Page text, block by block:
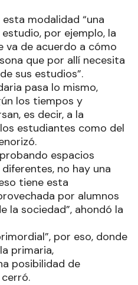
modalidad “una
por ejemplo, la
va de acuerdo a cómo
que por allí necesita
sus estudios”.
pasa lo mismo,
los tiempos y
es decir, a la
estudiantes como del
espacios
no hay una
tiene esta
por alumnos
la sociedad”, ahondó la
por eso, donde
primaria,
posibilidad de